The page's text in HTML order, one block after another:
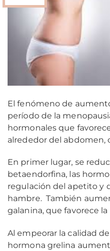
El fenómeno de
período de la
hormonales que
alrededor del abdomen,
En primer lugar, se
betaendorfina, las
regulación del apetito y
hambre. También
galanina, que favorece
Al empeorar la calidad
hormona grelina